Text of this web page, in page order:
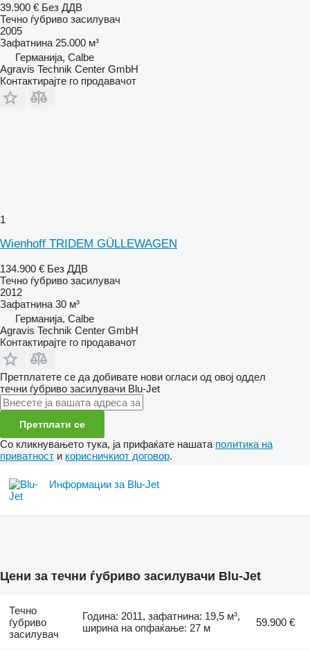
39.900 € Без ДДВ
Течно ѓубриво засилувач
2005
Зафатнина 25.000 м³
Германија, Calbe
Agravis Technik Center GmbH
Контактирајте го продавачот
1
Wienhoff TRIDEM GÜLLEWAGEN
134.900 € Без ДДВ
Течно ѓубриво засилувач
2012
Зафатнина 30 м³
Германија, Calbe
Agravis Technik Center GmbH
Контактирајте го продавачот
Претплатете се да добивате нови огласи од овој оддел
течни ѓубриво засилувачи Blu-Jet
Претплати се
Со кликнувањето тука, ја прифаќате нашата политика на
приватност и корисничкиот договор.
Информации за Blu-Jet
Цени за течни ѓубриво засилувачи Blu-Jet
Течно
ѓубриво
засилувач
Година: 2011, зафатнина: 19,5 м³,
ширина на опфаќање: 27 м
59.900 €